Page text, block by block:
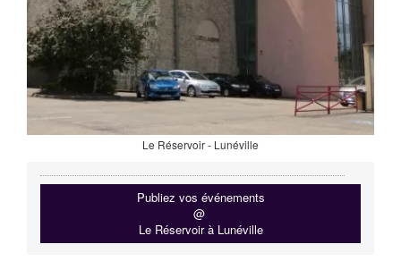
Le Réservoir - Lunéville
Publiez vos événements
@
Le Réservoir à Lunéville